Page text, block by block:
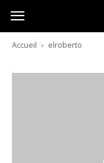
Australia-
australie.com
Accueil elroberto